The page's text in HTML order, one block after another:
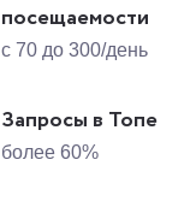
посещаемости
с 70 до 300/день
Запросы в Топе
более 60%